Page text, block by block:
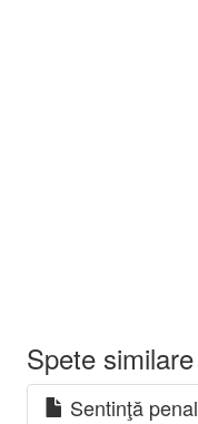
Spete similare
Sentinţă